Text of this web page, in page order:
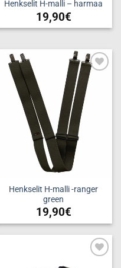
Henkselit H-malli – harmaa
19,90€
Tällä
useampi
muunnelma.
Voit
tehdä
valinnat
tuotteen
sivulla.
Add to
wishlist
Henkselit H-malli -ranger
green
19,90€
Tällä
tuotteella